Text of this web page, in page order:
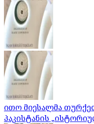
ითო მიესალმა
პაკისტანის